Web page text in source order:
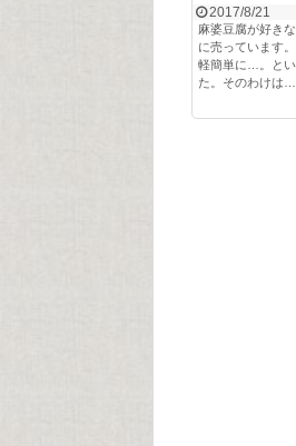
2017/8/21
麻婆豆腐が好き
に売っています
軽簡単に…。とい
た。そのわけは…